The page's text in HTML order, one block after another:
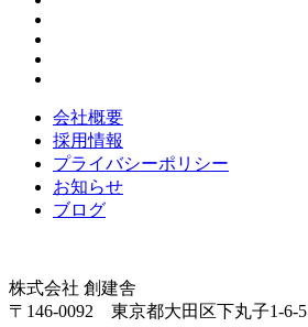
会社概要
採用情報
プライバシーポリシー
お知らせ
ブログ
株式会社 創建舎
〒146-0092 東京都大田区下丸子1-6-5